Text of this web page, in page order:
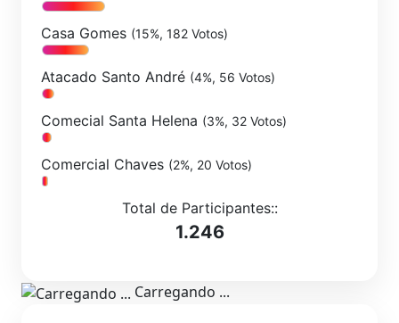
Casa Gomes (15%, 182 Votos)
Atacado Santo André (4%, 56 Votos)
Comecial Santa Helena (3%, 32 Votos)
Comercial Chaves (2%, 20 Votos)
Total de Participantes::
1.246
Carregando ...